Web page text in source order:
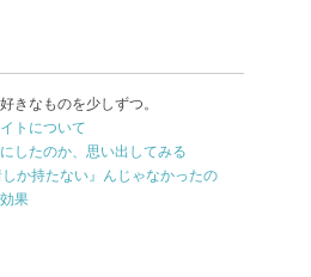
きなものを少しずつ。
トについて
したのか、思い出してみる
しか持たない』んじゃなかったの
果